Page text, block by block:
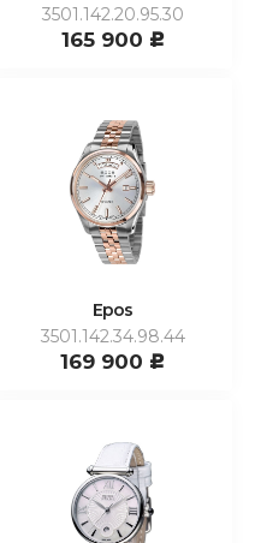
3501.142.20.95.30
165 900 c
Epos
3501.142.34.98.44
169 900 c